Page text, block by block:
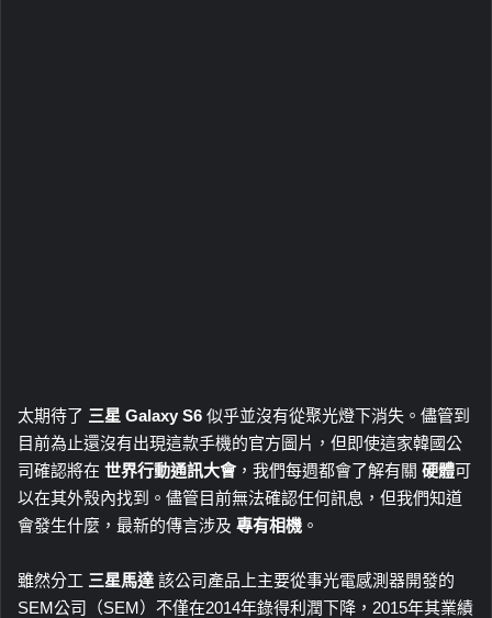
太期待了 三星 Galaxy S6 似乎並沒有從聚光燈下消失。儘管到
目前為止還沒有出現這款手機的官方圖片，但即使這家韓國公
司確認將在 世界行動通訊大會，我們每週都會了解有關 硬體可
以在其外殼內找到。儘管目前無法確認任何訊息，但我們知道
會發生什麼，最新的傳言涉及 專有相機 。
雖然分工 三星馬達 該公司產品上主要從事光電感測器開發的
SEM公司（SEM）不僅在2014年錄得利潤下降，2015年其業績